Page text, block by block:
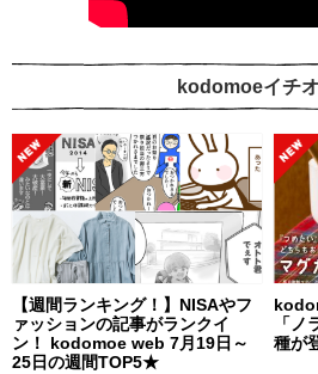
kodomoeイチオ
【週間ランキング！】NISAやフ
ァッションの記事がランクイ
ン！ kodomoe web 7月19日～
25日の週間TOP5★
「
種が